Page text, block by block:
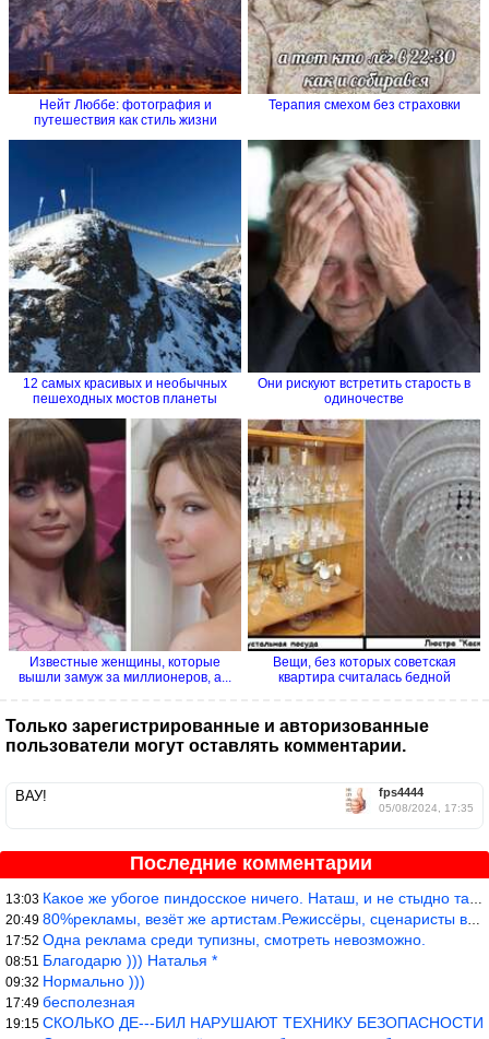
Нейт Люббе: фотография и
путешествия как стиль жизни
Терапия смехом без страховки
12 самых красивых и необычных
пешеходных мостов планеты
Они рискуют встретить старость в
одиночестве
Известные женщины, которые
вышли замуж за миллионеров, а...
Вещи, без которых советская
квартира считалась бедной
Только зарегистрированные и авторизованные
пользователи могут оставлять комментарии.
fps4444
05/08/2024, 17:35
ВАУ!
Последние комментарии
13:03 Какое же убогое пиндосское ничего. Наташ, и не стыдно такую фигн
20:49 80%рекламы, везёт же артистам.Режиссёры, сценаристы вы где или к
17:52 Одна реклама среди тупизны, смотреть невозможно.
08:51 Благодарю ))) Наталья *
09:32 Нормально )))
17:49 бесполезная
19:15 СКОЛЬКО ДЕ---БИЛ НАРУШАЮТ ТЕХНИКУ БЕЗОПАСНОСТИ